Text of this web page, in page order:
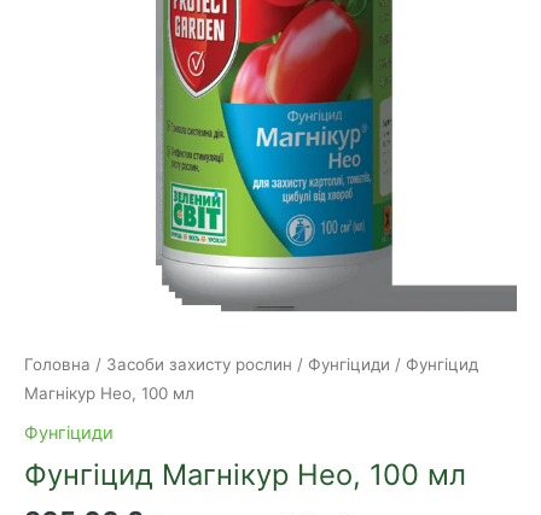
Головна / Засоби захисту рослин / Фунгіциди / Фунгіцид
Магнікур Нео, 100 мл
Фунгіциди
Фунгіцид Магнікур Нео, 100 мл